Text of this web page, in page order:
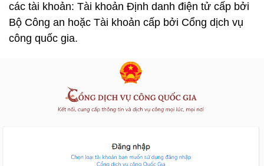
các tài khoản: Tài khoản Định danh điện tử cấp bởi
Bộ Công an hoặc Tài khoản cấp bởi Cổng dịch vụ
công quốc gia.